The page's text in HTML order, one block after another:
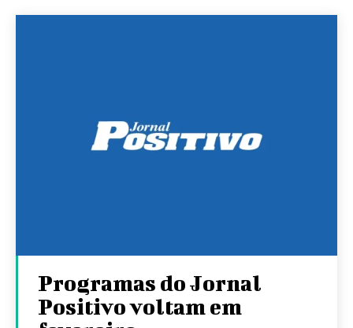
Programas do Jornal
Positivo voltam em